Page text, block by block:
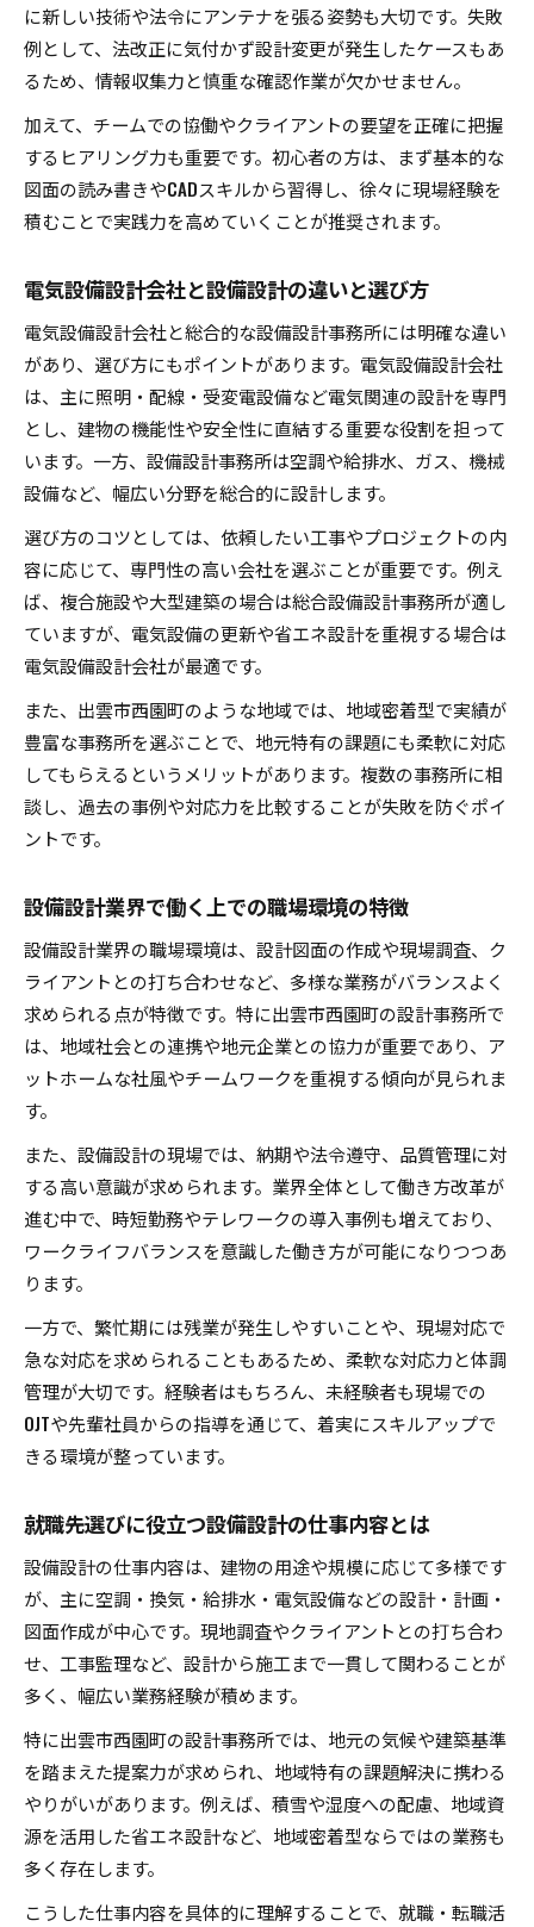
に新しい技術や法令にアンテナを張る姿勢も大切です。失敗
例として、法改正に気付かず設計変更が発生したケースもあ
るため、情報収集力と慎重な確認作業が欠かせません。
加えて、チームでの協働やクライアントの要望を正確に把握
するヒアリング力も重要です。初心者の方は、まず基本的な
図面の読み書きやCADスキルから習得し、徐々に現場経験を
積むことで実践力を高めていくことが推奨されます。
電気設備設計会社と設備設計の違いと選び方
電気設備設計会社と総合的な設備設計事務所には明確な違い
があり、選び方にもポイントがあります。電気設備設計会社
は、主に照明・配線・受変電設備など電気関連の設計を専門
とし、建物の機能性や安全性に直結する重要な役割を担って
います。一方、設備設計事務所は空調や給排水、ガス、機械
設備など、幅広い分野を総合的に設計します。
選び方のコツとしては、依頼したい工事やプロジェクトの内
容に応じて、専門性の高い会社を選ぶことが重要です。例え
ば、複合施設や大型建築の場合は総合設備設計事務所が適し
ていますが、電気設備の更新や省エネ設計を重視する場合は
電気設備設計会社が最適です。
また、出雲市西園町のような地域では、地域密着型で実績が
豊富な事務所を選ぶことで、地元特有の課題にも柔軟に対応
してもらえるというメリットがあります。複数の事務所に相
談し、過去の事例や対応力を比較することが失敗を防ぐポイ
ントです。
設備設計業界で働く上での職場環境の特徴
設備設計業界の職場環境は、設計図面の作成や現場調査、ク
ライアントとの打ち合わせなど、多様な業務がバランスよく
求められる点が特徴です。特に出雲市西園町の設計事務所で
は、地域社会との連携や地元企業との協力が重要であり、ア
ットホームな社風やチームワークを重視する傾向が見られま
す。
また、設備設計の現場では、納期や法令遵守、品質管理に対
する高い意識が求められます。業界全体として働き方改革が
進む中で、時短勤務やテレワークの導入事例も増えており、
ワークライフバランスを意識した働き方が可能になりつつあ
ります。
一方で、繁忙期には残業が発生しやすいことや、現場対応で
急な対応を求められることもあるため、柔軟な対応力と体調
管理が大切です。経験者はもちろん、未経験者も現場での
OJTや先輩社員からの指導を通じて、着実にスキルアップで
きる環境が整っています。
就職先選びに役立つ設備設計の仕事内容とは
設備設計の仕事内容は、建物の用途や規模に応じて多様です
が、主に空調・換気・給排水・電気設備などの設計・計画・
図面作成が中心です。現地調査やクライアントとの打ち合わ
せ、工事監理など、設計から施工まで一貫して関わることが
多く、幅広い業務経験が積めます。
特に出雲市西園町の設計事務所では、地元の気候や建築基準
を踏まえた提案力が求められ、地域特有の課題解決に携わる
やりがいがあります。例えば、積雪や湿度への配慮、地域資
源を活用した省エネ設計など、地域密着型ならではの業務も
多く存在します。
こうした仕事内容を具体的に理解することで、就職・転職活